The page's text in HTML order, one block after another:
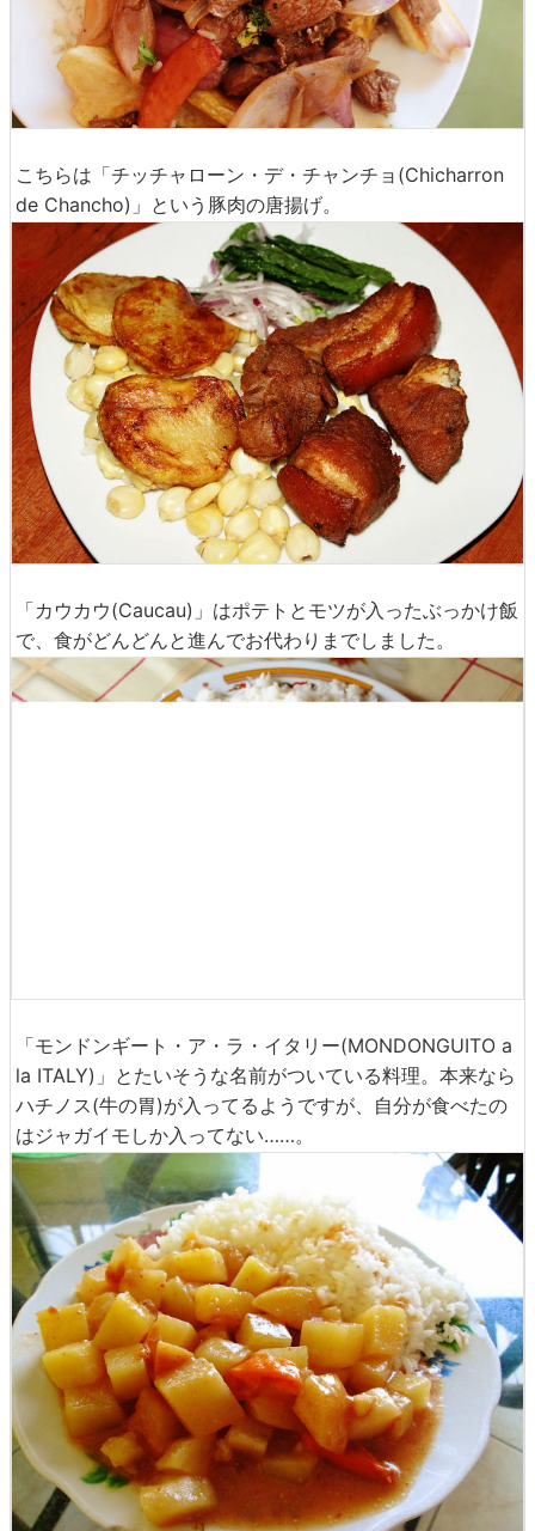
こちらは「チッチャローン・デ・チャンチョ(Chicharron
de Chancho)」という豚肉の唐揚げ。
「カウカウ(Caucau)」はポテトとモツが入ったぶっかけ飯
で、食がどんどんと進んでお代わりまでしました。
「モンドンギート・ア・ラ・イタリー(MONDONGUITO a
la ITALY)」とたいそうな名前がついている料理。本来なら
ハチノス(牛の胃)が入ってるようですが、自分が食べたの
はジャガイモしか入ってない……。